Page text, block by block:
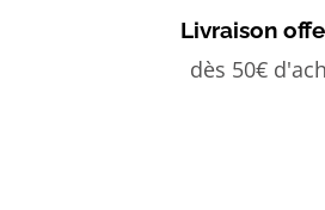
Livraison
dès 50€